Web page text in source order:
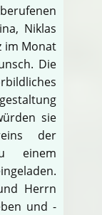
Niklas
im Monat
Die
sie
der
einem
Herrn
und -